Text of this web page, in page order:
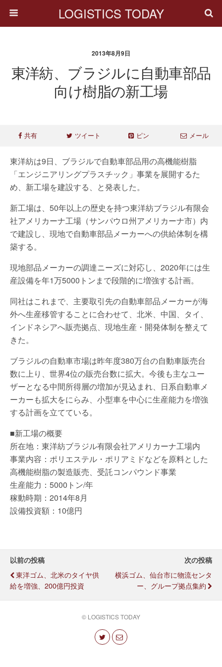
LOGISTICS TODAY
2013年8月9日
東洋紡、ブラジルに自動車部品
向け樹脂の新工場
共有 ツイート ピン メール
東洋紡は9日、ブラジルで自動車部品用の高機能樹脂
「エンジニアリングプラスチック」事業を展開するた
め、新工場を建設する、と発表した。
新工場は、50年以上の歴史を持つ東洋紡ブラジル有限会
社アメリカーナ工場（サンパウロ州アメリカーナ市）内
で建設し、現地で自動車部品メーカーへの供給体制を構
築する。
現地部品メーカーの調達ニーズに対応し、2020年には生
産設備を年1万5000トンまで段階的に増強する計画。
同社はこれまで、主要取引先の自動車部品メーカーが海
外へ生産移管することに合わせて、北米、中国、タイ、
インドネシアへ販売拠点、現地生産・開発体制を整えて
きた。
ブラジルの自動車市場は昨年度380万台の自動車販売台
数に上り、世界4位の販売台数に拡大。今後も主なユー
ザーとなる中間所得層の増加が見込まれ、日系自動車メ
ーカーも拡大をにらみ、小型車を中心に生産能力を増強
する計画を立てている。
■新工場の概要
所在地：東洋紡ブラジル有限会社アメリカーナ工場内
事業内容：ポリエステル・ポリアミドなどを原料とした
高機能樹脂の製造販売、受託コンパウンド事業
生産能力：5000トン/年
稼動時期：2014年8月
設備投資額：10億円
以前の投稿
東洋ゴム、北米のタイヤ供
給を増強、200億円投資
次の投稿
横浜ゴム、仙台市に物流センタ
ー、グループ拠点集約
© LOGISTICS TODAY